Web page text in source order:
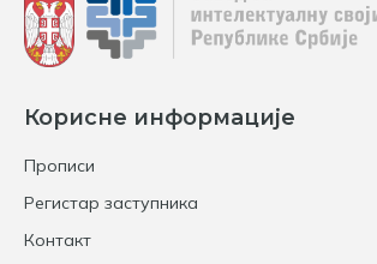
Корисне информације
Прописи
Регистар заступника
Контакт